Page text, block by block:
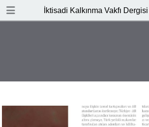
İktisadi Kalkınma Vakfı Dergisi
DOWNLOAD